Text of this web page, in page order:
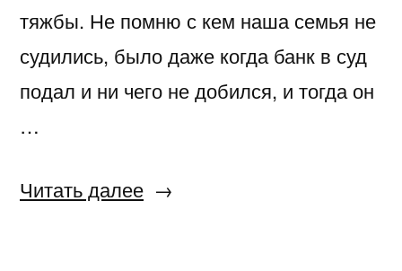
тяжбы. Не помню с кем наша семья не
судились, было даже когда банк в суд
подал и ни чего не добился, и тогда он
…
Читать далее«Каждый